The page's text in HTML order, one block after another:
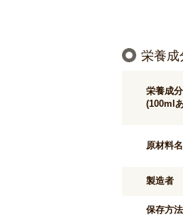
栄養成
栄養成
(100ml
原材料名
製造者
保存方法